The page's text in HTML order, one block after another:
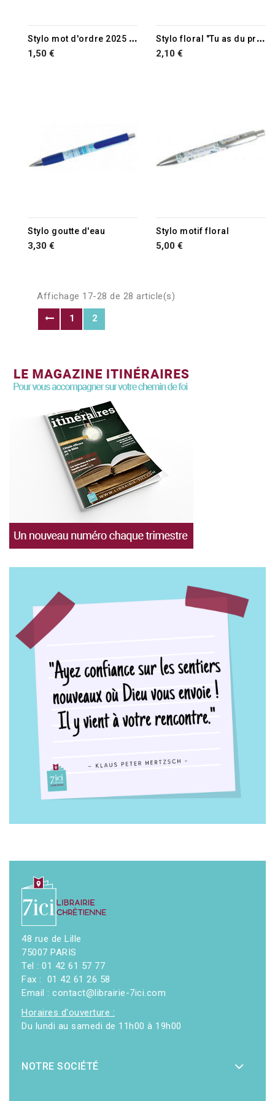
S
tylo mot d'ordre 2025 rouge
1,50 €
S
tylo floral "Tu as du prix à mes yeux et je t'aime." Es 43.4
2,10 €
Stylo goutte d'eau
3,30 €
Stylo motif floral
5,00 €
Affichage 17-28 de 28 article(s)
1
2
48 rue de Lille
75007 PARIS
Tel : 01 42 61 57 77
Fax : 01 42 61 26 58
Email : contact@librairie-7ici.com
Horaires d'ouverture :
Du lundi au samedi de 11h00 à 19h00
NOTRE SOCIÉTÉ